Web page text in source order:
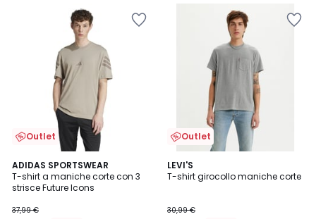
Outlet
ADIDAS SPORTSWEAR
T-shirt a maniche corte con 3
strisce Future Icons
37,99 €
5
/
5
Outlet
LEVI'S
T-shirt girocollo maniche corte
30,99 €
5
/